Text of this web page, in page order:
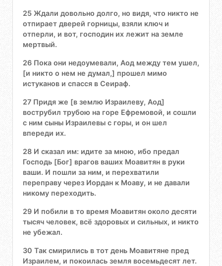
25 Ждали довольно долго, но видя, что никто не
отпирает дверей горницы, взяли ключ и
отперли, и вот, господин их лежит на земле
мертвый.
26 Пока они недоумевали, Аод между тем ушел,
[и никто о нем не думал,] прошел мимо
истуканов и спасся в Сеираф.
27 Придя же [в землю Израилеву, Аод]
вострубил трубою на горе Ефремовой, и сошли
с ним сыны Израилевы с горы, и он шел
впереди их.
28 И сказал им: идите за мною, ибо предал
Господь [Бог] врагов ваших Моавитян в руки
ваши. И пошли за ним, и перехватили
переправу через Иордан к Моаву, и не давали
никому переходить.
29 И побили в то время Моавитян около десяти
тысяч человек, всё здоровых и сильных, и никто
не убежал.
30 Так смирились в тот день Моавитяне пред
Израилем, и покоилась земля восемьдесят лет.